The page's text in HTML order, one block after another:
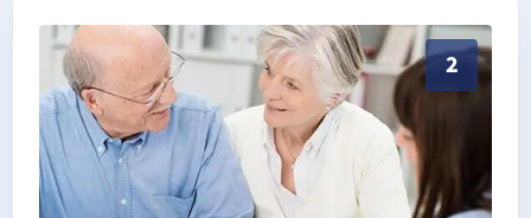
2
Exaktes Aufmaß in Märkisch Luch Garlitz